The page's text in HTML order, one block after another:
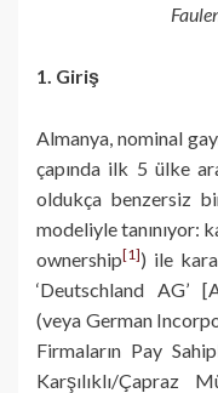
1. Giriş
Almanya, nominal
çapında ilk 5 ülke
oldukça benzersiz
modeliyle tanınıyor:
ownership[1]) ile
‘Deutschland AG’
(veya German
Firmaların Pay
Karşılıklı/Çapraz